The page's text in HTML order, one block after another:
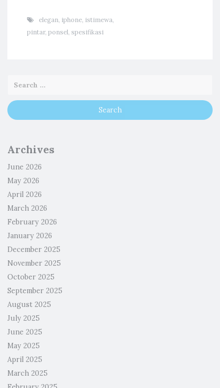
elegan, iphone, istimewa,
pintar, ponsel, spesifikasi
Archives
June 2026
May 2026
April 2026
March 2026
February 2026
January 2026
December 2025
November 2025
October 2025
September 2025
August 2025
July 2025
June 2025
May 2025
April 2025
March 2025